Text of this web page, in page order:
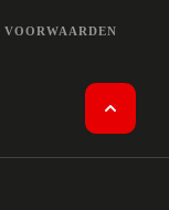
VOORWAARDEN